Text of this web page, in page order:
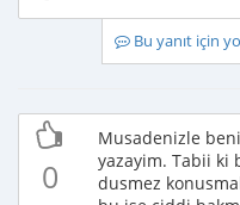
Bu yanıt için
0
Musadenizle
yazayim. Tabii ki
dusmez